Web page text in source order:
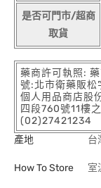
是否可門市/超商
取貨
藥商許可執照:
號:北市衛藥販松
個人用品商店股
四段760號11樓
(02)27421234
產地
台
How To Store 室